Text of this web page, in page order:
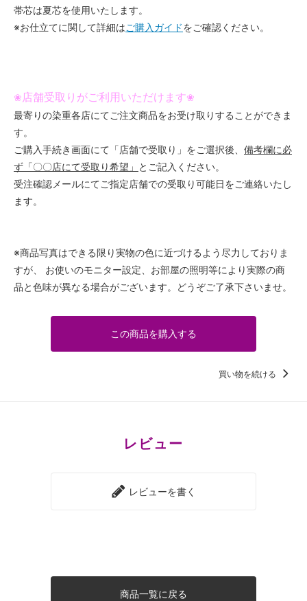
帯芯は夏芯を使用いたします。
※お仕立てに関して詳細はご購入ガイドをご確認ください。
❀店舗受取りがご利用いただけます❀
最寄りの染重各店にてご注文商品をお受け取りすることができま
す。
ご購入手続き画面にて「店舗で受取り」をご選択後、 備考欄に必
ず「〇〇店にて受取り希望」 とご記入ください。
受注確認メールにてご指定店舗での受取り可能日をご連絡いたし
ます。
※商品写真はできる限り実物の色に近づけるよう尽力しておりま
すが、 お使いのモニター設定、お部屋の照明等により実際の商
品と色味が異なる場合がございます。どうぞご了承下さいませ。
この商品を購入する
買い物を続ける
レビュー
レビューを書く
商品一覧に戻る